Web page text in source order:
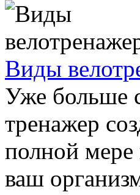
Виды
Уже больше
тренажер
полной
ваш